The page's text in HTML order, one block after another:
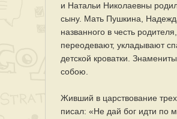
и Натальи Николаевны
сыну. Мать Пушкина,
названного в честь
переодевают, укладывают
детской кроватки.
собою.
Живший в царствование
писал: «Не дай бог идти по